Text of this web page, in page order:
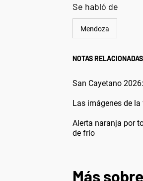
Se habló de
Mendoza
NOTAS RELACIONADAS
San Cayetano
Las imágenes de
Alerta naranja por
de frío
Más